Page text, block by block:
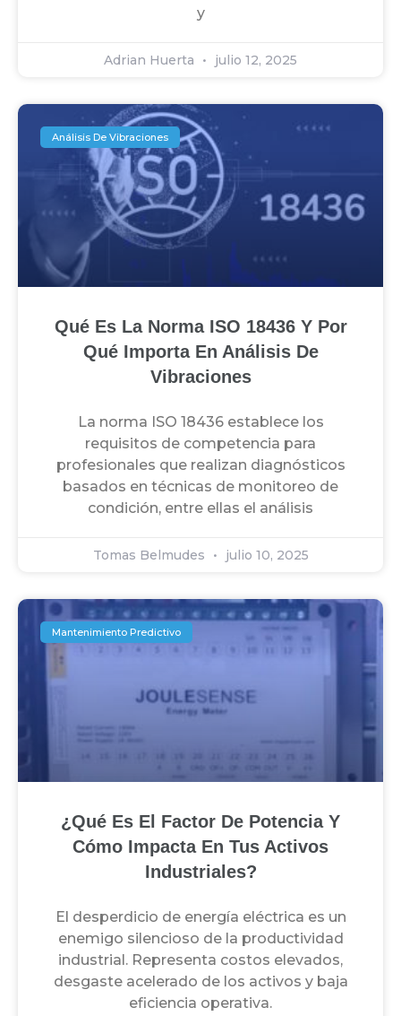
y
Adrian Huerta julio 12, 2025
Análisis De Vibraciones
Qué Es La Norma ISO 18436 Y Por
Qué Importa En Análisis De
Vibraciones
La norma ISO 18436 establece los
requisitos de competencia para
profesionales que realizan diagnósticos
basados en técnicas de monitoreo de
condición, entre ellas el análisis
Tomas Belmudes julio 10, 2025
Mantenimiento Predictivo
¿Qué Es El Factor De Potencia Y
Cómo Impacta En Tus Activos
Industriales?
El desperdicio de energía eléctrica es un
enemigo silencioso de la productividad
industrial. Representa costos elevados,
desgaste acelerado de los activos y baja
eficiencia operativa.